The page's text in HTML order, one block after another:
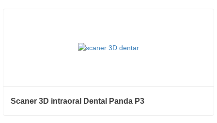
Scaner 3D intraoral Dental Panda P3